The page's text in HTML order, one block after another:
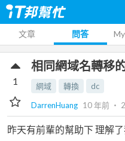
文章 問答
相同網域名轉移
網域 轉換
dc
DarrenHuang 10 年前 ‧
1
昨天有前輩的幫助下 理解